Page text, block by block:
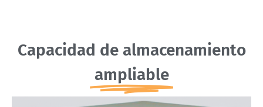
Capacidad de almacenamiento
ampliable